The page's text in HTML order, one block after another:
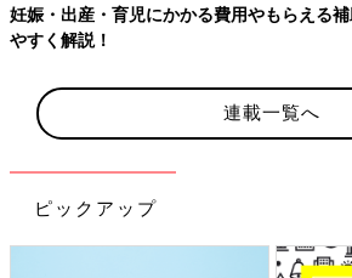
り 【ワクチン接種できるものも】妊婦
連載一覧へ
ピックアップ